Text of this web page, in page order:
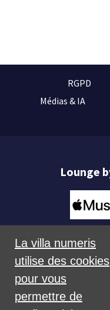
RGPD
Médias & IA
Lounge
La villa numeris
utilise des cookies
pour vous
permettre de